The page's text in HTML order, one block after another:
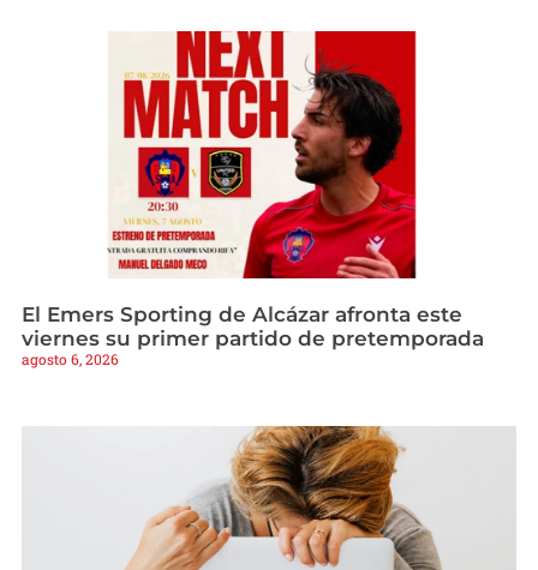
El Emers Sporting de Alcázar afronta este
viernes su primer partido de pretemporada
agosto 6, 2026